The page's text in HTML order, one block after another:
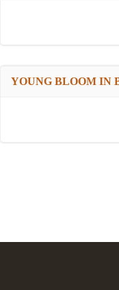
YOUNG BLOOM IN